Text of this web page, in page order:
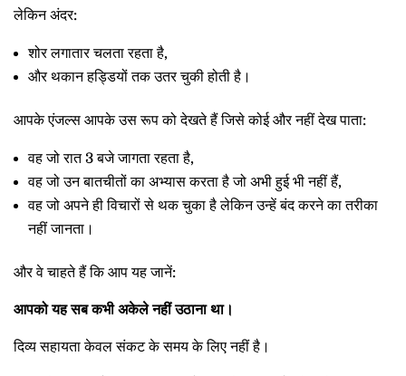
लेकिन अंदर:
शोर लगातार चलता रहता है,
और थकान हड्डियों तक उतर चुकी होती है।
आपके एंजल्स आपके उस रूप को देखते हैं जिसे कोई और नहीं देख पाता:
वह जो रात 3 बजे जागता रहता है,
वह जो उन बातचीतों का अभ्यास करता है जो अभी हुई भी नहीं हैं,
वह जो अपने ही विचारों से थक चुका है लेकिन उन्हें बंद करने का तरीका
नहीं जानता।
और वे चाहते हैं कि आप यह जानें:
आपको यह सब कभी अकेले नहीं उठाना था।
दिव्य सहायता केवल संकट के समय के लिए नहीं है।